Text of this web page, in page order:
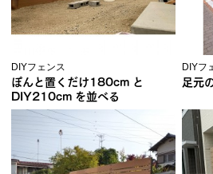
DIYフェンス
ぽんと置くだけ180cm と
DIY210cm を並べる
DIYフ
足元